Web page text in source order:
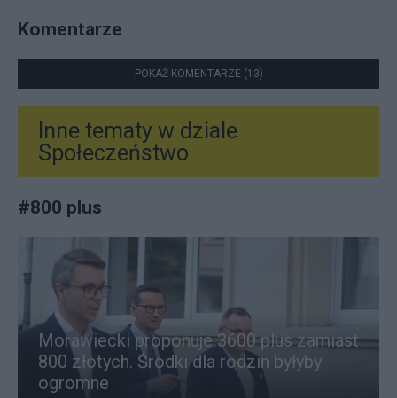
Komentarze
POKAŻ KOMENTARZE (13)
Inne tematy w dziale
Społeczeństwo
#800 plus
Morawiecki proponuje 3600 plus zamiast
800 złotych. Środki dla rodzin byłyby
ogromne